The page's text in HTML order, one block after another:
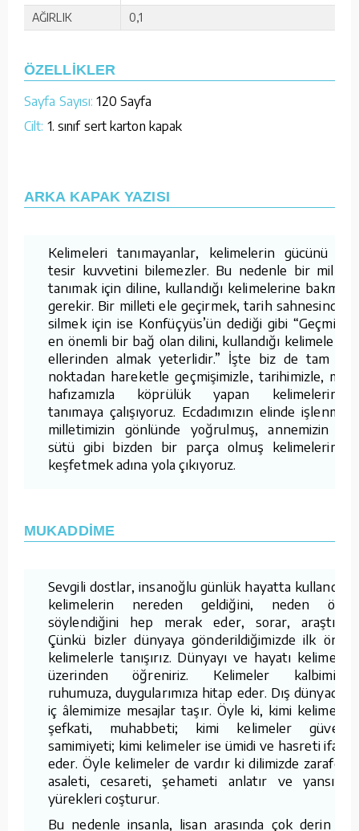
AĞIRLIK
0,1
ÖZELLİKLER
Sayfa Sayısı: 120 Sayfa
Cilt: 1. sınıf sert karton kapak
ARKA KAPAK YAZISI
Kelimeleri tanımayanlar, kelimelerin gücünü ve
tesir kuvvetini bilemezler. Bu nedenle bir milleti
tanımak için diline, kullandığı kelimelerine bakmak
gerekir. Bir milleti ele geçirmek, tarih sahnesinden
silmek için ise Konfüçyüs’ün dediği gibi “Geçmişle
en önemli bir bağ olan dilini, kullandığı kelimelerini
ellerinden almak yeterlidir.” İşte biz de tam bu
noktadan hareketle geçmişimizle, tarihimizle, milli
hafızamızla köprülük yapan kelimelerimizi
tanımaya çalışıyoruz. Ecdadımızın elinde işlenmiş,
milletimizin gönlünde yoğrulmuş, annemizin ak
sütü gibi bizden bir parça olmuş kelimelerimizi
keşfetmek adına yola çıkıyoruz.
MUKADDİME
Sevgili dostlar, insanoğlu günlük hayatta kullandığı
kelimelerin nereden geldiğini, neden öyle
söylendiğini hep merak eder, sorar, araştırır.
Çünkü bizler dünyaya gönderildiğimizde ilk önce
kelimelerle tanışırız. Dünyayı ve hayatı kelimeler
üzerinden öğreniriz. Kelimeler kalbimize,
ruhumuza, duygularımıza hitap eder. Dış dünyadan
iç âlemimize mesajlar taşır. Öyle ki, kimi kelimeler
şefkati, muhabbeti; kimi kelimeler güveni,
samimiyeti; kimi kelimeler ise ümidi ve hasreti ifade
eder. Öyle kelimeler de vardır ki dilimizde zarafeti,
asaleti, cesareti, şehameti anlatır ve yansıtır,
yürekleri coşturur.
Bu nedenle insanla, lisan arasında çok derin ve